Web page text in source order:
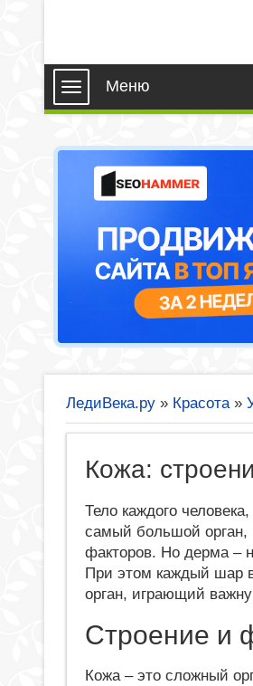
Меню
ЛедиВека.ру » Красота»
Кожа:
Тело каждого
самый большой орган,
факторов. Но дерма –
При этом каждый шар
орган, играющий
Строение и
Кожа – это сложный